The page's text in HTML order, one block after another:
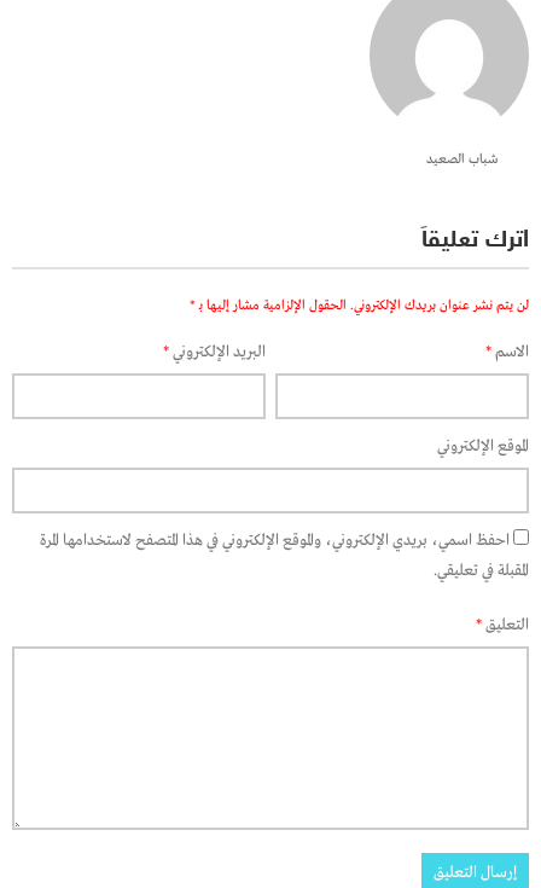
شباب الصعيد
اترك تعليقاً
لن يتم نشر عنوان بريدك الإلكتروني. الحقول الإلزامية مشار إليها بـ *
الاسم* البريد الإلكتروني*
الموقع الإلكتروني
احفظ اسمي، بريدي الإلكتروني، والموقع الإلكتروني في هذا المتصفح لاستخدامها المرة
المقبلة في تعليقي.
التعليق*